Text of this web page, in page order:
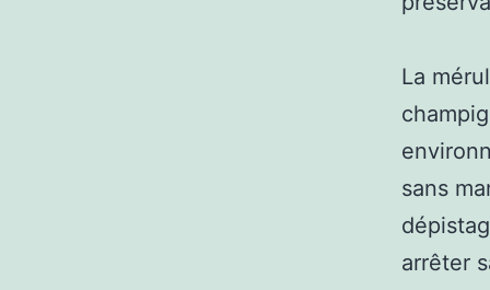
La
sans
arrêter